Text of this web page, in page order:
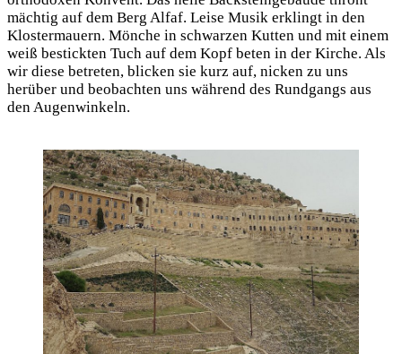
mächtig auf dem Berg Alfaf. Leise Musik erklingt in den
Klostermauern. Mönche in schwarzen Kutten und mit einem
weiß bestickten Tuch auf dem Kopf beten in der Kirche. Als
wir diese betreten, blicken sie kurz auf, nicken zu uns
herüber und beobachten uns während des Rundgangs aus
den Augenwinkeln.